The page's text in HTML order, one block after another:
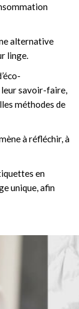
alternative
linge.
savoir-faire,
méthodes de
à réfléchir, à
en
unique, afin